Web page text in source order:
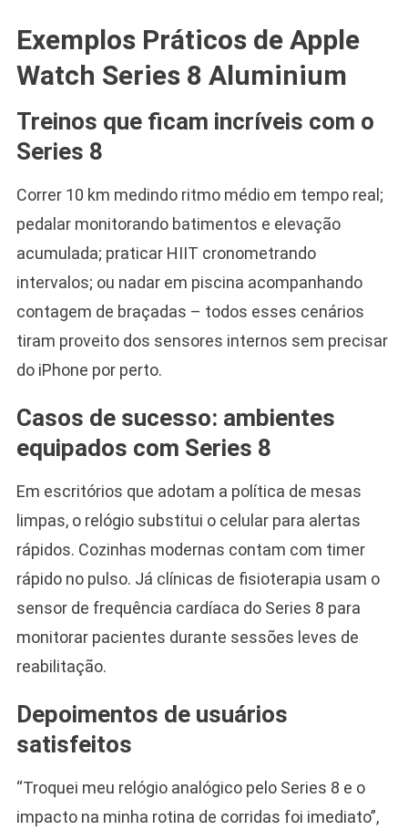
Exemplos Práticos de Apple
Watch Series 8 Aluminium
Treinos que ficam incríveis com o
Series 8
Correr 10 km medindo ritmo médio em tempo real;
pedalar monitorando batimentos e elevação
acumulada; praticar HIIT cronometrando
intervalos; ou nadar em piscina acompanhando
contagem de braçadas – todos esses cenários
tiram proveito dos sensores internos sem precisar
do iPhone por perto.
Casos de sucesso: ambientes
equipados com Series 8
Em escritórios que adotam a política de mesas
limpas, o relógio substitui o celular para alertas
rápidos. Cozinhas modernas contam com timer
rápido no pulso. Já clínicas de fisioterapia usam o
sensor de frequência cardíaca do Series 8 para
monitorar pacientes durante sessões leves de
reabilitação.
Depoimentos de usuários
satisfeitos
“Troquei meu relógio analógico pelo Series 8 e o
impacto na minha rotina de corridas foi imediato”,